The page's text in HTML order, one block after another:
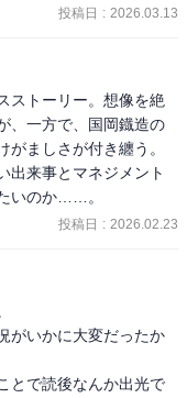
生色々ありました
。真に相手のためを
投稿日 : 2026.03.13
ストーリー。想像を絶
、一方で、国岡鐡造の
ましさが付き纏う。
出来事とマネジメント
いのか……。
投稿日 : 2026.02.23
がいかに大変だったか
とで読後なんか出光で